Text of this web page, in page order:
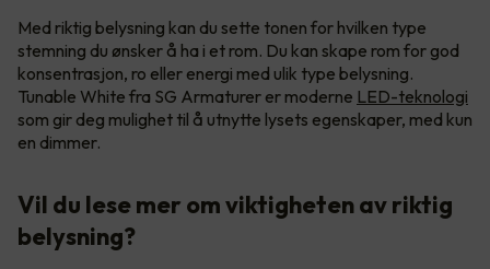
Med riktig belysning kan du sette tonen for hvilken type
stemning du ønsker å ha i et rom. Du kan skape rom for god
konsentrasjon, ro eller energi med ulik type belysning.
Tunable White fra SG Armaturer er moderne LED-teknologi
som gir deg mulighet til å utnytte lysets egenskaper, med kun
en dimmer.
Vil du lese mer om viktigheten av riktig
belysning?